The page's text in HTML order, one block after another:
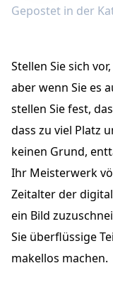
Gepostet in der
Stellen Sie sich
aber wenn Sie es
stellen Sie fest,
dass zu viel Platz
keinen Grund,
Ihr Meisterwerk
Zeitalter der
ein Bild
Sie überflüssige
makellos machen.